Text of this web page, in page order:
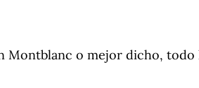
Montblanc o mejor dicho,